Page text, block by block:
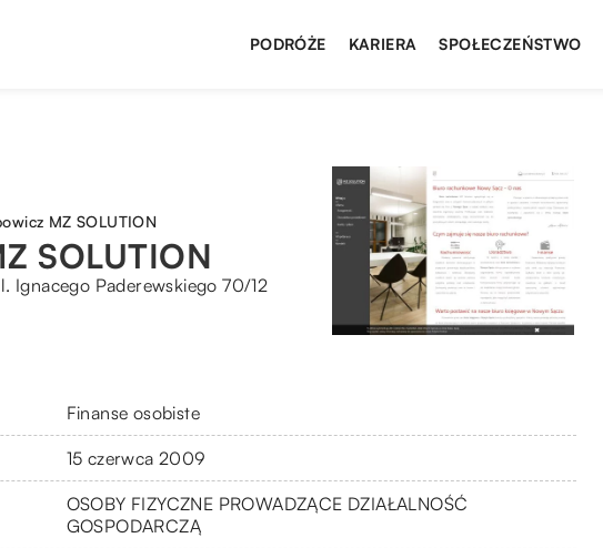
PODRÓŻE KARIERA SPOŁECZEŃSTWO
MZ SOLUTION
SOLUTION
Ignacego Paderewskiego 70/12
Finanse osobiste
15 czerwca 2009
OSOBY FIZYCZNE PROWADZĄCE DZIAŁALNOŚĆ
GOSPODARCZĄ